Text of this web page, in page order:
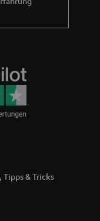
& Tricks